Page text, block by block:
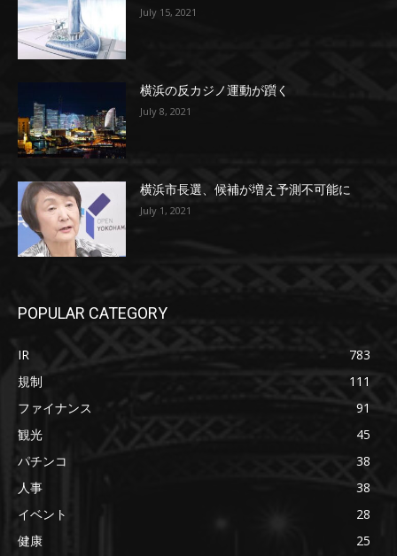
July 15, 2021
横浜の反カジノ運動が躓く
July 8, 2021
横浜市長選、候補が増え予測不可能に
July 1, 2021
POPULAR CATEGORY
IR
783
規制
111
ファイナンス
91
観光
45
パチンコ
38
人事
38
イベント
28
健康
25